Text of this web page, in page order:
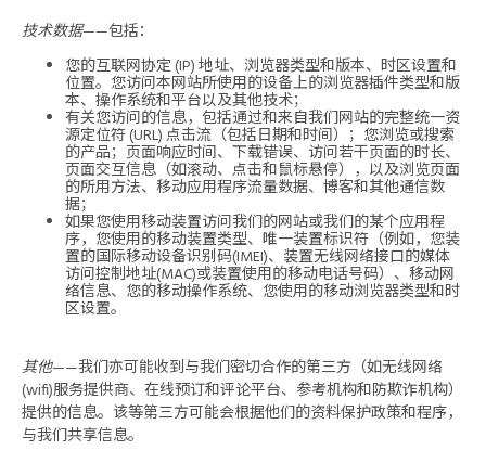
技术数据——包括：
您的互联网协定 (IP) 地址、浏览器类型和版本、时区设置和
位置。您访问本网站所使用的设备上的浏览器插件类型和版
本、操作系统和平台以及其他技术；
有关您访问的信息，包括通过和来自我们网站的完整统一资
源定位符 (URL) 点击流（包括日期和时间）；您浏览或搜索
的产品；页面响应时间、下载错误、访问若干页面的时长、
页面交互信息（如滚动、点击和鼠标悬停），以及浏览页面
的所用方法、移动应用程序流量数据、博客和其他通信数
据；
如果您使用移动装置访问我们的网站或我们的某个应用程
序，您使用的移动装置类型、唯一装置标识符（例如，您装
置的国际移动设备识别码(IMEI)、装置无线网络接口的媒体
访问控制地址(MAC)或装置使用的移动电话号码）、移动网
络信息、您的移动操作系统、您使用的移动浏览器类型和时
区设置。
其他——我们亦可能收到与我们密切合作的第三方（如无线网络
(wifi)服务提供商、在线预订和评论平台、参考机构和防欺诈机构）
提供的信息。该等第三方可能会根据他们的资料保护政策和程序，
与我们共享信息。